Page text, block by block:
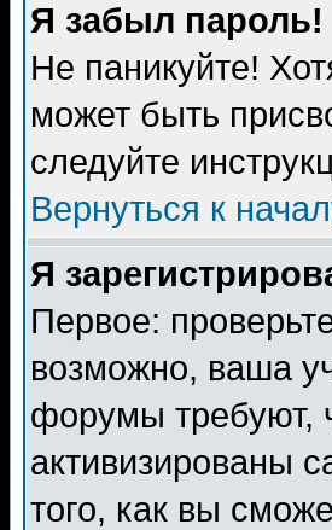
Я забыл пароль!
Не паникуйте!
может быть
следуйте
Вернуться к
Я
Первое:
возможно, ваша
форумы требуют,
активизированы
того, как вы